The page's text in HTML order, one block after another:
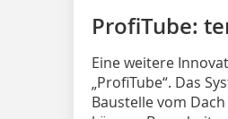
ProfiTube:
Eine weitere
„ProfiTube“. Das
Baustelle vom